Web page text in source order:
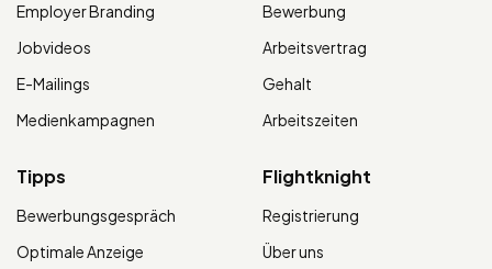
Employer Branding
Jobvideos
E-Mailings
Medienkampagnen
Bewerbung
Arbeitsvertrag
Gehalt
Arbeitszeiten
Tipps
Bewerbungsgespräch
Optimale Anzeige
Flightknight
Registrierung
Über uns